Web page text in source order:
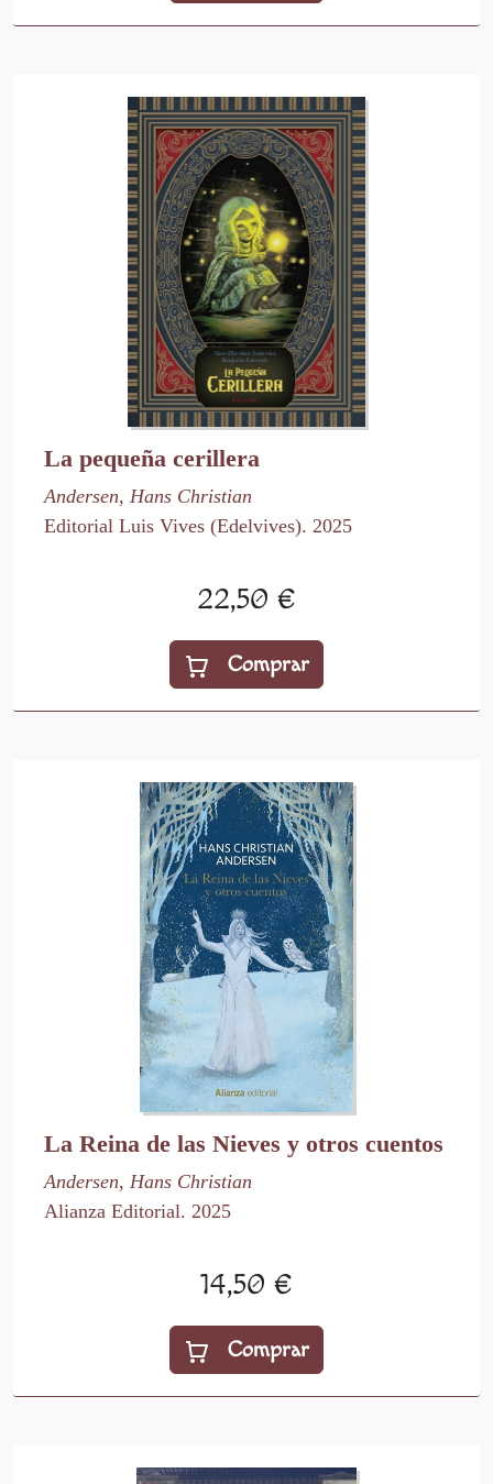
La pequeña cerillera
Andersen, Hans Christian
Editorial Luis Vives (Edelvives). 2025
22,50 €
Comprar
La Reina de las Nieves y otros cuentos
Andersen, Hans Christian
Alianza Editorial. 2025
14,50 €
Comprar